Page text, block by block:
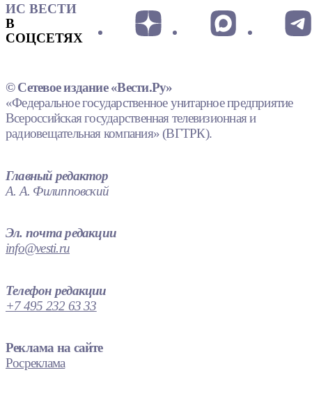
ИС ВЕСТИ
В
СОЦСЕТЯХ
© Сетевое издание «Вести.Ру»
«Федеральное государственное унитарное предприятие
Всероссийская государственная телевизионная и
радиовещательная компания» (ВГТРК).
Главный редактор
А. А. Филипповский
Эл. почта редакции
info@vesti.ru
Телефон редакции
+7 495 232 63 33
Реклама на сайте
Росреклама